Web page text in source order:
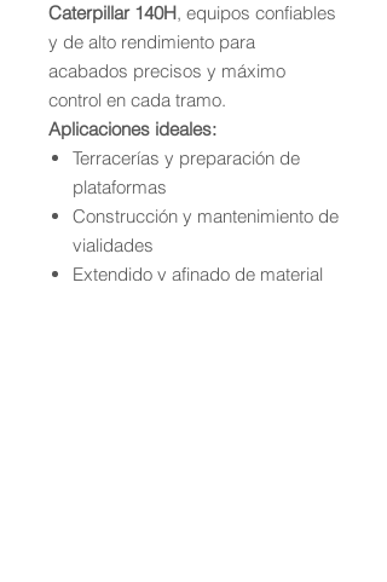
Caterpillar 140H, equipos confiables
y de alto rendimiento para
acabados precisos y máximo
control en cada tramo.
Aplicaciones ideales:
Terracerías y preparación de
plataformas
Construcción y mantenimiento de
vialidades
Extendido y afinado de material